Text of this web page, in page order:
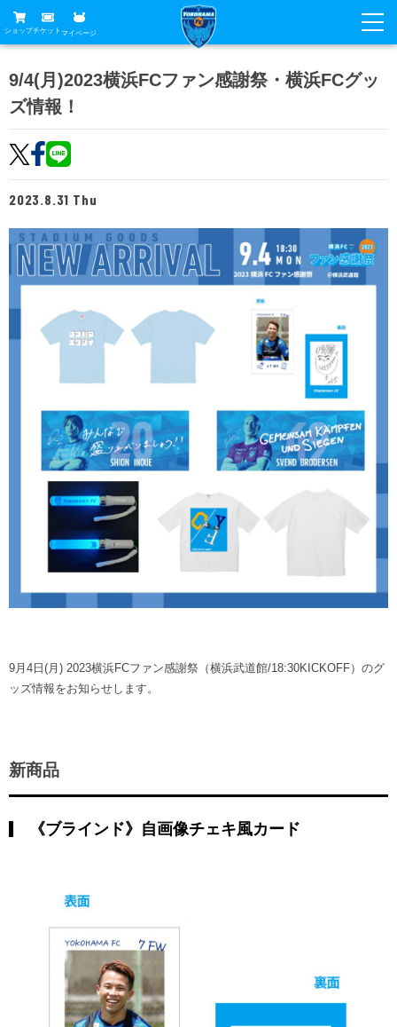
ショップチケット マイページ
グッズ
ホームタウン
トップチーム
メディア
試合
アカデミー
試合
試合日程
チケット
チケットガイド
席種・価格表
チケット購入方法
ニッパツシート
チーム
選手・スタッフ
スケジュール
練習見学について
観戦ガイド
横浜FC観戦ガイド
試合会場アクセス
クラブ概要
サステナビリティ
ホームタウン活動
横浜FCスポーツクラブ
ニッパツ横浜FCシーガルズ
ファン
横浜FC公式オンラインショップ
クラブメンバー
スタータークラブ
スペシャルコンテンツ
オリジナルビール
アカデミー
育成ビジョン
試合日程・結果
アカデミー選手
アカデミースタッフ
フェニックスクラブ
パートナー
パートナー一覧
あしながドリーム基金
お問い合わせ
お問い合わせ
9/4(月)2023横浜FCファン感謝祭・横浜FCグッ
ズ情報！
2023.8.31 Thu
9月4日(月) 2023横浜FCファン感謝祭（横浜武道館/18:30KICKOFF）のグ
ッズ情報をお知らせします。
新商品
《ブラインド》自画像チェキ風カード